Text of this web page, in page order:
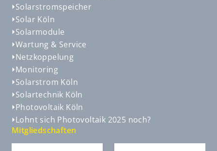
Solarstromspeicher
Solar Köln
Solarmodule
Wartung & Service
Netzkoppelung
Monitoring
Solarstrom Köln
Solartechnik Köln
Photovoltaik Köln
Lohnt sich Photovoltaik 2025 noch?
Mitgliedschaften